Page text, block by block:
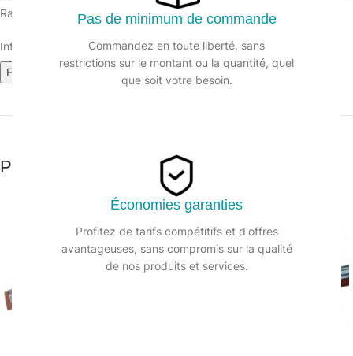
Pas de minimum de commande
Commandez en toute liberté, sans
restrictions sur le montant ou la quantité, quel
que soit votre besoin.
Économies garanties
Profitez de tarifs compétitifs et d'offres
avantageuses, sans compromis sur la qualité
de nos produits et services.
Raclette mousse caoutchouc rouge.
Informations sur le produit :
Fiche technique
Produits similaires